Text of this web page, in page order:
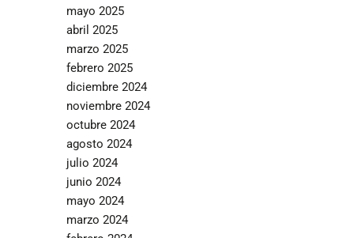
mayo 2025
abril 2025
marzo 2025
febrero 2025
diciembre 2024
noviembre 2024
octubre 2024
agosto 2024
julio 2024
junio 2024
mayo 2024
marzo 2024